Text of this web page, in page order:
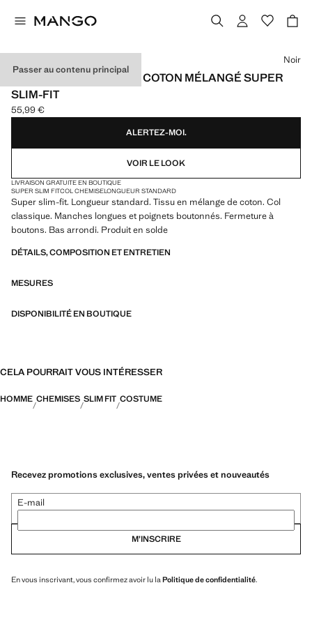
Passer au contenu principal
CHEMISE DE COSTUME COTON MÉLANGÉ SUPER
SLIM-FIT
Prix actuel [55,99 € ]
55,99 €
Choisissez une couleur
Noir
ALERTEZ-MOI.
VOIR LE LOOK
LIVRAISON GRATUITE EN BOUTIQUE
SUPER SLIM FITCOL CHEMISELONGUEUR STANDARD
Super slim-fit. Longueur standard. Tissu en mélange de coton. Col
classique. Manches longues et poignets boutonnés. Fermeture à
boutons. Bas arrondi. Produit en solde
DÉTAILS, COMPOSITION ET ENTRETIEN
MESURES
DISPONIBILITÉ EN BOUTIQUE
CELA POURRAIT VOUS INTÉRESSER
HOMME CHEMISES SLIM FIT COSTUME
Recevez promotions exclusives, ventes privées et nouveautés
E-mail
M’INSCRIRE
En vous inscrivant, vous confirmez avoir lu la Politique de confidentialité.